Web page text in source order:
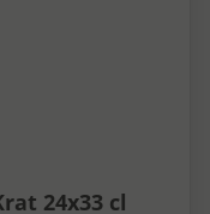
24x33 cl